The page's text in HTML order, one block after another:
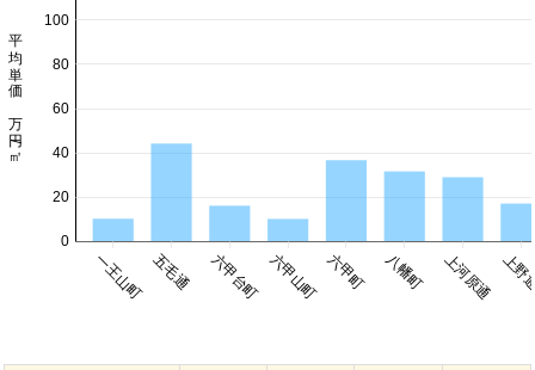
一王山町五毛通 六甲台町六甲山町六甲町 八幡町 上河原通 上
0
20
40
60
80
100
平均単価 万円/㎡